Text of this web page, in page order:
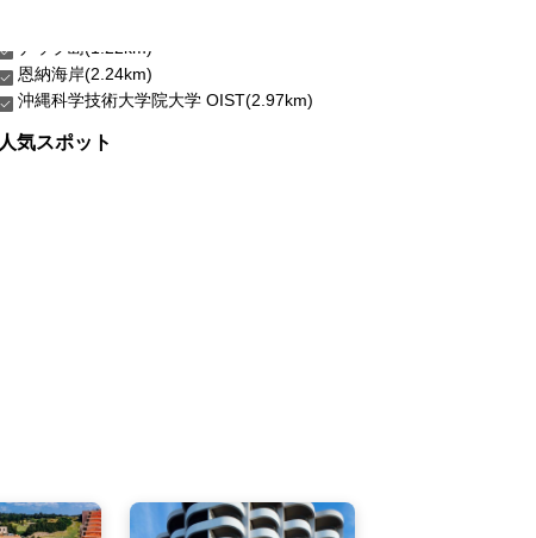
恩納海岸(2.24km)
沖縄科学技術大学院大学 OIST(2.97km)
人気スポット